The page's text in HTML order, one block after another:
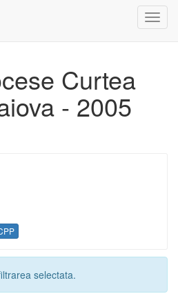
Curtea
- 2005
selectata.